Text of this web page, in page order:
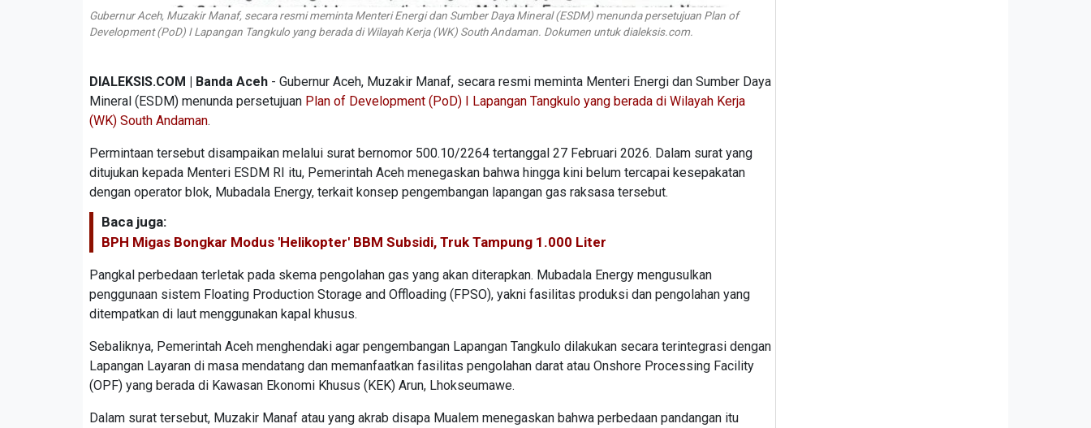
Gubernur Aceh, Muzakir Manaf, secara resmi meminta Menteri Energi dan Sumber Daya Mineral (ESDM) menunda persetujuan Plan of
Development (PoD) I Lapangan Tangkulo yang berada di Wilayah Kerja (WK) South Andaman. Dokumen untuk dialeksis.com.
DIALEKSIS.COM | Banda Aceh - Gubernur Aceh, Muzakir Manaf, secara resmi meminta Menteri Energi dan Sumber Daya
Mineral (ESDM) menunda persetujuan Plan of Development (PoD) I Lapangan Tangkulo yang berada di Wilayah Kerja
(WK) South Andaman.
Permintaan tersebut disampaikan melalui surat bernomor 500.10/2264 tertanggal 27 Februari 2026. Dalam surat yang
ditujukan kepada Menteri ESDM RI itu, Pemerintah Aceh menegaskan bahwa hingga kini belum tercapai kesepakatan
dengan operator blok, Mubadala Energy, terkait konsep pengembangan lapangan gas raksasa tersebut.
Baca juga:
BPH Migas Bongkar Modus 'Helikopter' BBM Subsidi, Truk Tampung 1.000 Liter
Pangkal perbedaan terletak pada skema pengolahan gas yang akan diterapkan. Mubadala Energy mengusulkan
penggunaan sistem Floating Production Storage and Offloading (FPSO), yakni fasilitas produksi dan pengolahan yang
ditempatkan di laut menggunakan kapal khusus.
Sebaliknya, Pemerintah Aceh menghendaki agar pengembangan Lapangan Tangkulo dilakukan secara terintegrasi dengan
Lapangan Layaran di masa mendatang dan memanfaatkan fasilitas pengolahan darat atau Onshore Processing Facility
(OPF) yang berada di Kawasan Ekonomi Khusus (KEK) Arun, Lhokseumawe.
Dalam surat tersebut, Muzakir Manaf atau yang akrab disapa Mualem menegaskan bahwa perbedaan pandangan itu